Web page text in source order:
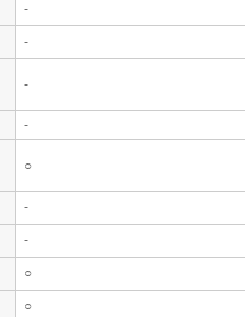
-
-
-
-
○
-
-
○
○